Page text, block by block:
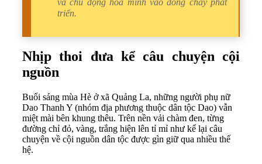
và chủ động hòa mình vào dòng chảy phát
triển.
Nhịp thoi đưa kể câu chuyện cội
nguồn
Buổi sáng mùa Hè ở xã Quảng La, những người phụ nữ
Dao Thanh Y (nhóm địa phương thuộc dân tộc Dao) vẫn
miệt mài bên khung thêu. Trên nền vải chàm đen, từng
đường chỉ đỏ, vàng, trắng hiện lên tỉ mỉ như kể lại câu
chuyện về cội nguồn dân tộc được gìn giữ qua nhiều thế
hệ.